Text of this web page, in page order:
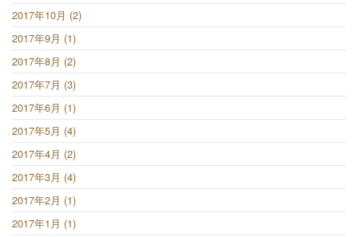
2017年10月 (2)
2017年9月 (1)
2017年8月 (2)
2017年7月 (3)
2017年6月 (1)
2017年5月 (4)
2017年4月 (2)
2017年3月 (4)
2017年2月 (1)
2017年1月 (1)